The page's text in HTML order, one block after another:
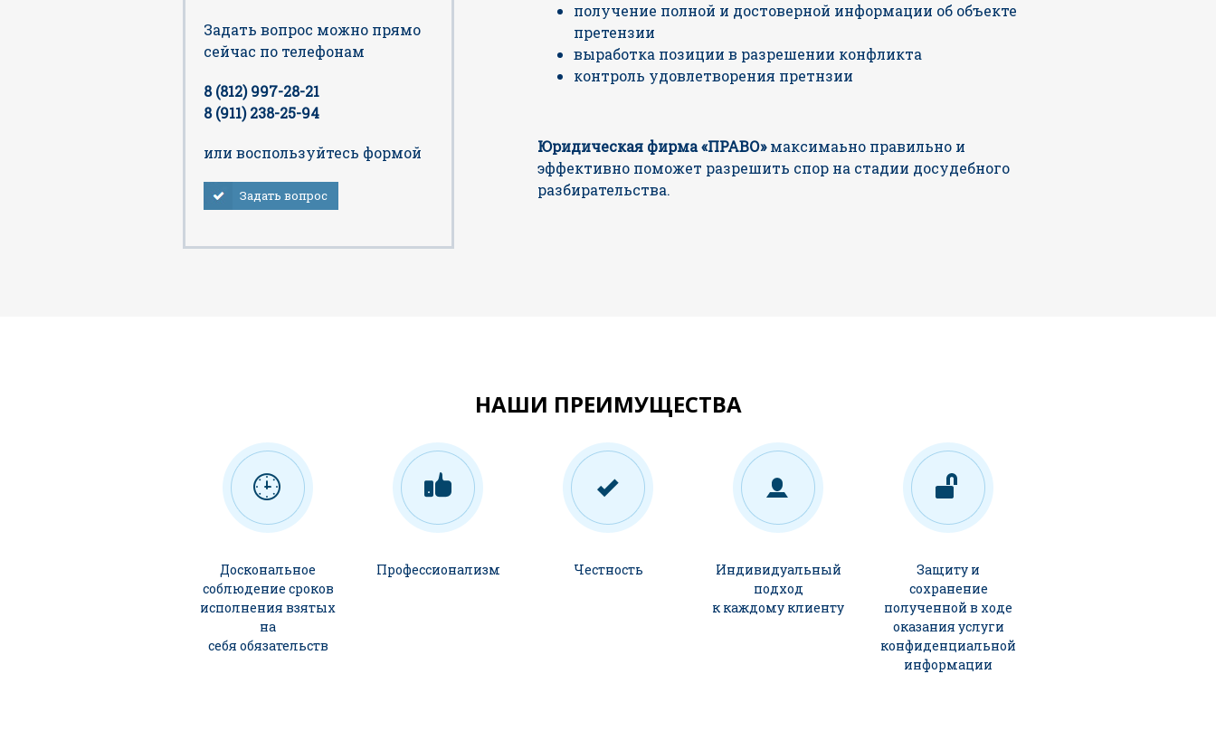
Задать вопрос можно прямо
сейчас по телефонам
8 (812) 997-28-21
8 (911) 238-25-94
или воспользуйтесь формой
Задать вопрос
получение полной и достоверной информации об объекте
претензии
выработка позиции в разрешении конфликта
контроль удовлетворения претнзии
Юридическая фирма «ПРАВО»максимаьно правильно и
эффективно поможет разрешить спор на стадии досудебного
разбирательства.
НАШИ ПРЕИМУЩЕСТВА
Доскональное
соблюдение сроков
исполнения взятых
на
себя обязательств
Профессионализм Честность
Индивидуальный
подход
к каждому клиенту
Защиту и
сохранение
полученной в ходе
оказания услуги
конфиденциальной
информации